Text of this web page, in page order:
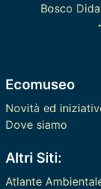
Bosco
Ecomuseo
Novità ed
Dove siamo
Altri Siti:
Atlante